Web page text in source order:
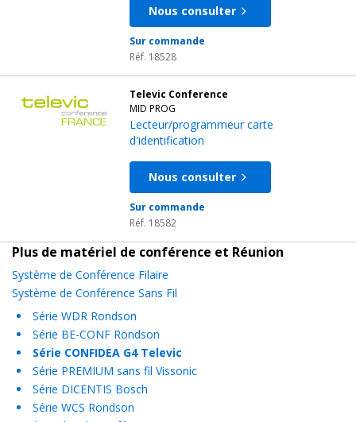
Plus de matériel de conférence et Réunion
Système de Conférence Filaire
Système de Conférence Sans Fil
Série WDR Rondson
Série BE-CONF Rondson
Série CONFIDEA G4 Televic
Série PREMIUM sans fil Vissonic
Série DICENTIS Bosch
Série WCS Rondson
Nous consulter
Sur commande
Réf. 18528
Televic Conference
MID PROG
Lecteur/programmeur carte
d'identification
Nous consulter
Sur commande
Réf. 18582